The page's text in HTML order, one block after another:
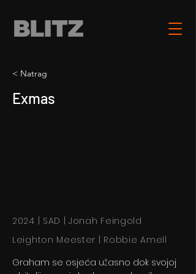
< Natrag
Exmas
2024 | SAD | Jonah Feingold
Leighton Meester | Robbie Amell
Graham se osjeća užasno dok svojoj